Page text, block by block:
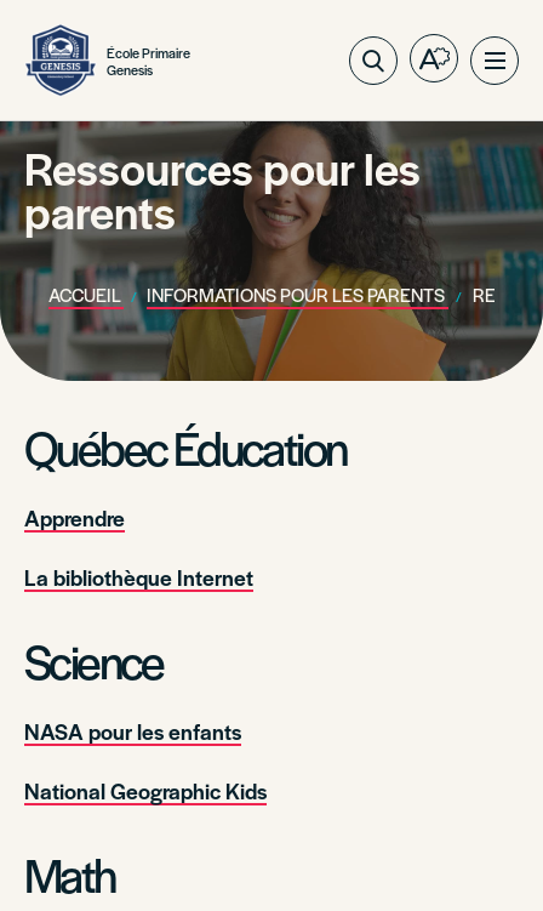
École Primaire
Genesis
Ouvrez
barre
d'outilsdu
site
Ressources pour les
parents
ACCUEIL INFORMATIONS POUR LES PARENTS
Québec Éducation
Apprendre
La bibliothèque Internet
Science
NASA pour les enfants
National Geographic Kids
Math